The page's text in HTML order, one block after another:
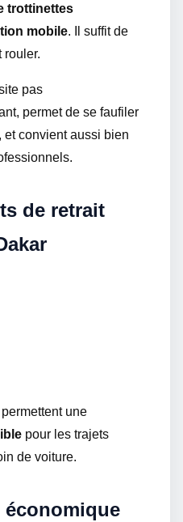
trottinettes
mobile. Il suffit de
rouler.
pas
permet de se faufiler
et convient aussi bien
de retrait
une
pour les trajets
de voiture.